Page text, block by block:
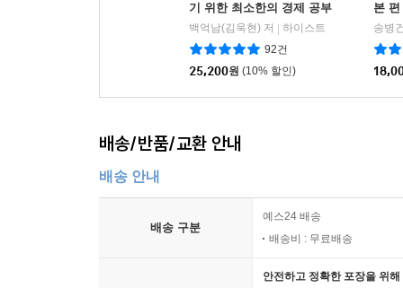
기 위한 최소한의 경제 공부
백억남(김욱현) 저
하이스트
92건
25,200원 (10% 할인)
본 편
송병
배송/반품/교환 안내
배송 안내
배송 구분
예스24 배송
배송비 : 무료배송
안전하고 정확한 포장을 위